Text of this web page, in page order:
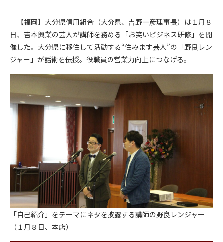
【福岡】大分県信用組合（大分県、吉野一彦理事長）は１月８
日、吉本興業の芸人が講師を務める「お笑いビジネス研修」を開
催した。大分県に移住して活動する“住みます芸人”の「野良レン
ジャー」が話術を伝授。役職員の営業力向上につなげる。
「自己紹介」をテーマにネタを披露する講師の野良レンジャー
（１月８日、本店）